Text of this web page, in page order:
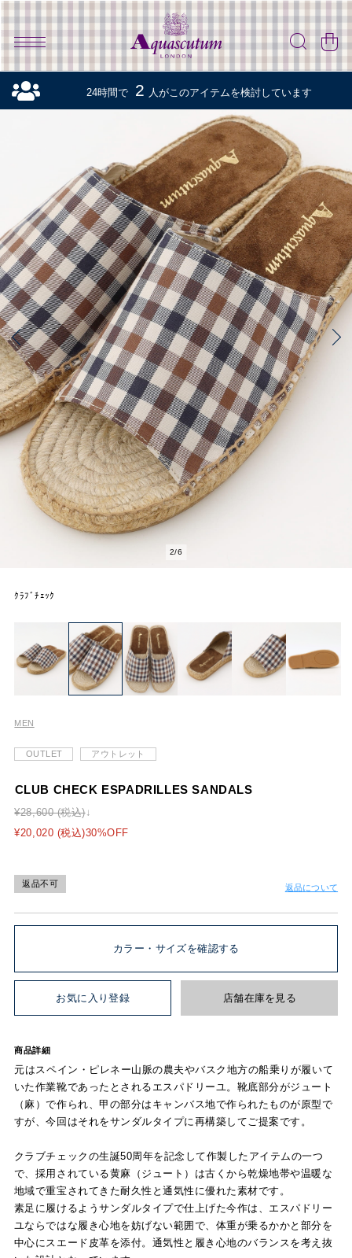
2/6
ｸﾗﾌﾞﾁｪｯｸ
MEN
OUTLET アウトレット
CLUB CHECK ESPADRILLES SANDALS
¥28,600 (税込)
¥20,020 (税込)30%OFF
返品不可 返品について
カラー・サイズを確認する
お気に入り登録 店舗在庫を見る
商品詳細
元はスペイン・ピレネー山脈の農夫やバスク地方の船乗りが履いて
いた作業靴であったとされるエスパドリーユ。靴底部分がジュート
（麻）で作られ、甲の部分はキャンバス地で作られたものが原型で
すが、今回はそれをサンダルタイプに再構築してご提案です。
クラブチェックの生誕50周年を記念して作製したアイテムの一つ
で、採用されている黄麻（ジュート）は古くから乾燥地帯や温暖な
地域で重宝されてきた耐久性と通気性に優れた素材です。
素足に履けるようサンダルタイプで仕上げた今作は、エスパドリー
ユならではな履き心地を妨げない範囲で、体重が乗るかかと部分を
中心にスエード皮革を添付。通気性と履き心地のバランスを考え抜
24時間で 2 人がこのアイテムを検討しています